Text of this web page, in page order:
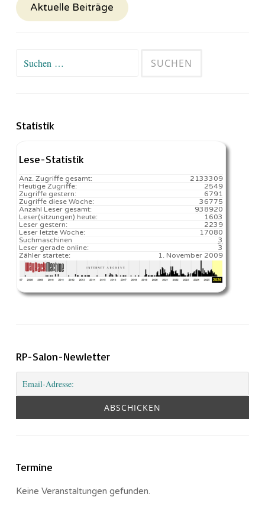
Aktuelle Beiträge
Suchen
Statistik
Lese-Statistik
2133309
Anz. Zugriffe gesamt:
2549
Heutige Zugriffe:
6791
Zugriffe gestern:
36775
Zugriffe diese Woche:
938920
Anzahl Leser gesamt:
1603️
Leser(sitzungen) heute:
2239
Leser gestern:
17080️
Leser letzte Woche:
3
Suchmaschinen
3
Leser gerade online:
1. November 2009
Zähler startete:
RP-Salon-Newletter
Termine
Keine Veranstaltungen gefunden.